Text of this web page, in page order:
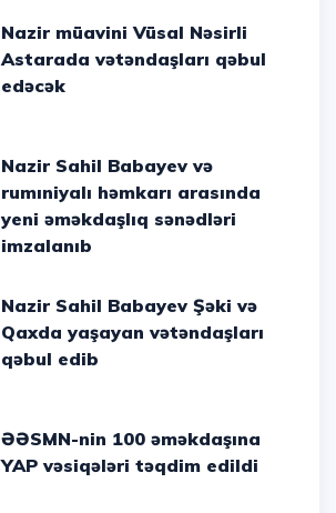
Nazir müavini Vüsal Nəsirli
Astarada vətəndaşları qəbul
edəcək
Nazir Sahil Babayev və
rumıniyalı həmkarı arasında
yeni əməkdaşlıq sənədləri
imzalanıb
Nazir Sahil Babayev Şəki və
Qaxda yaşayan vətəndaşları
qəbul edib
ƏƏSMN-nin 100 əməkdaşına
YAP vəsiqələri təqdim edildi